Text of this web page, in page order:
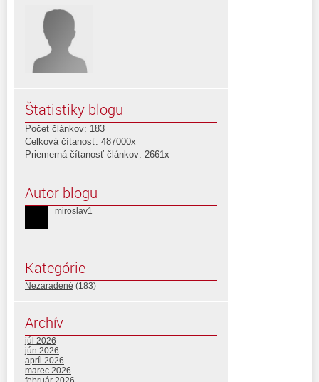
Štatistiky blogu
Počet článkov: 183
Celková čítanosť: 487000x
Priemerná čítanosť článkov: 2661x
Autor blogu
miroslav1
Kategórie
Nezaradené (183)
Archív
júl 2026
jún 2026
apríl 2026
marec 2026